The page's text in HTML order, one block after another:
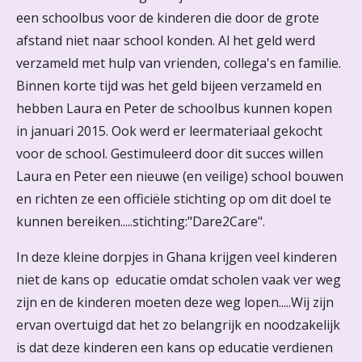
een schoolbus voor de kinderen die door de grote
afstand niet naar school konden. Al het geld werd
verzameld met hulp van vrienden, collega's en familie.
Binnen korte tijd was het geld bijeen verzameld en
hebben Laura en Peter de schoolbus kunnen kopen
in januari 2015. Ook werd er leermateriaal gekocht
voor de school. Gestimuleerd door dit succes willen
Laura en Peter een nieuwe (en veilige) school bouwen
en richten ze een officiële stichting op om dit doel te
kunnen bereiken.....stichting:"Dare2Care".
In deze kleine dorpjes in Ghana krijgen veel kinderen
niet de kans op educatie omdat scholen vaak ver weg
zijn en de kinderen moeten deze weg lopen.....Wij zijn
ervan overtuigd dat het zo belangrijk en noodzakelijk
is dat deze kinderen een kans op educatie verdienen